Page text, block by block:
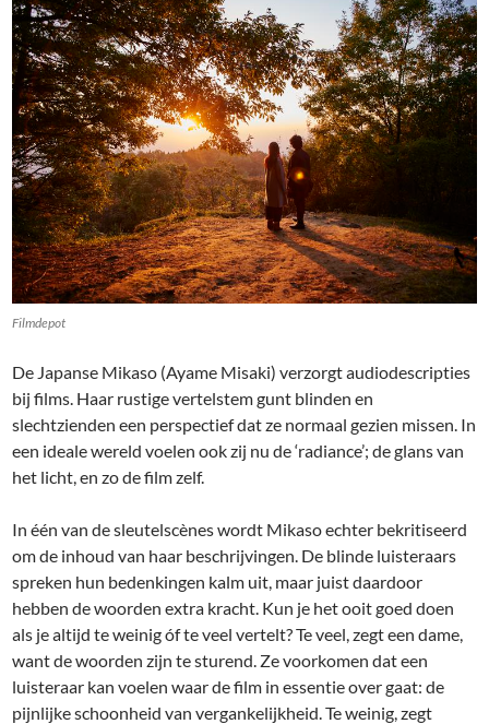
Filmdepot
De Japanse Mikaso (Ayame Misaki) verzorgt audiodescripties
bij films. Haar rustige vertelstem gunt blinden en
slechtzienden een perspectief dat ze normaal gezien missen. In
een ideale wereld voelen ook zij nu de ‘radiance’; de glans van
het licht, en zo de film zelf.
In één van de sleutelscènes wordt Mikaso echter bekritiseerd
om de inhoud van haar beschrijvingen. De blinde luisteraars
spreken hun bedenkingen kalm uit, maar juist daardoor
hebben de woorden extra kracht. Kun je het ooit goed doen
als je altijd te weinig óf te veel vertelt? Te veel, zegt een dame,
want de woorden zijn te sturend. Ze voorkomen dat een
luisteraar kan voelen waar de film in essentie over gaat: de
pijnlijke schoonheid van vergankelijkheid. Te weinig, zegt